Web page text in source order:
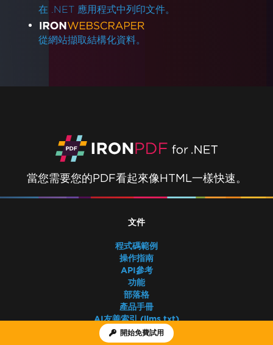
開始免費試用
在 .NET 應用程式中列印文件。
從網站擷取結構化資料。
當您需要您的PDF看起來像HTML一樣快速。
文件
程式碼範例
操作指南
API參考
功能
部落格
產品手冊
AI友善索引 (llms.txt)
AI-Friendly Product Fact Sheet
教學